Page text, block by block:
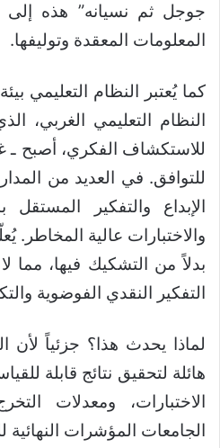
جوجل ثم نسيانه” هذه إلى
المعلومات المعقدة وتوليفها.
كما يُعتبر النظام التعليمي
النظام التعليمي الغربي،
للاستكشاف الفكري، أصبح ـ
للتوافق. في العديد من
الإبداع والتفكير
والاختبارات عالية المخاطر.
بدلاً من التشكيك فيها، مما
التفكير النقدي الفوضوية
لماذا يحدث هذا؟ جزئياً
هائلة لتحقيق نتائج قابلة
الاختبارات، ومعدلات
الجامعات المؤشرات النهائية